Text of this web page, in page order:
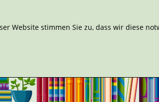
Website stimmen Sie zu, dass wir diese